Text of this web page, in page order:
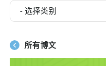
- 选择类别
所有博文